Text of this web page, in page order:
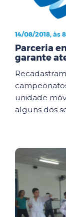
14/08/2018, às
Parceria
garante
unidade
alguns dos